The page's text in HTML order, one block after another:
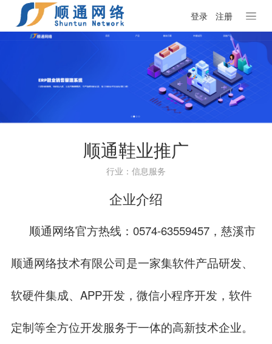
登录 注册
顺通鞋业推广
行业：信息服务
企业介绍
顺通网络官方热线：0574-63559457，慈溪市
顺通网络技术有限公司是一家集软件产品研发、
软硬件集成、APP开发，微信小程序开发，软件
定制等全方位开发服务于一体的高新技术企业。